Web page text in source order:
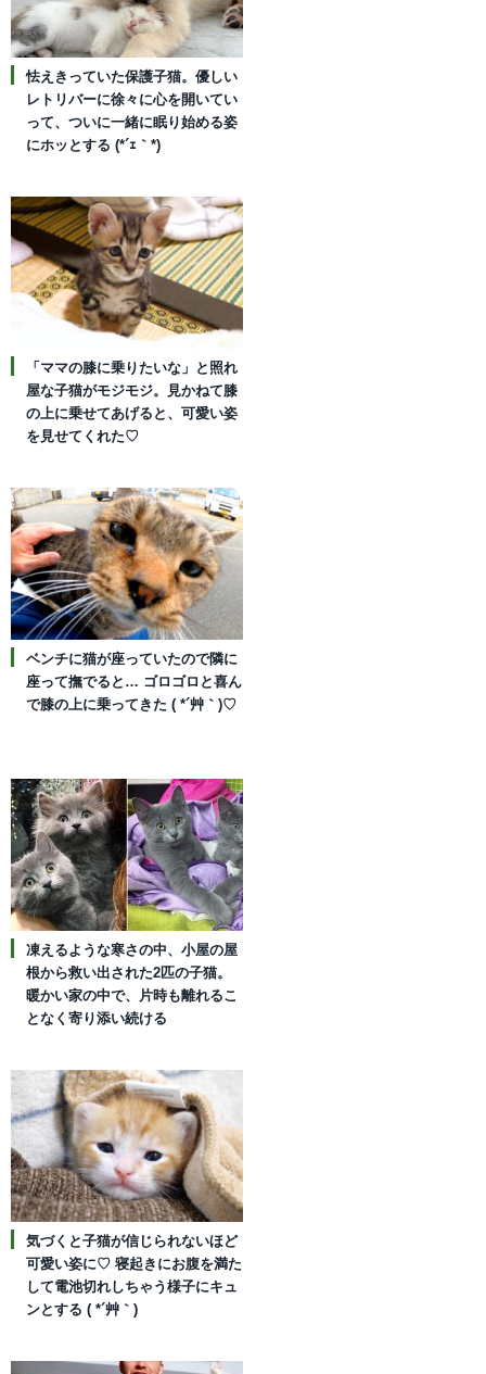
怯えきっていた保護子猫。優しい
レトリバーに徐々に心を開いてい
って、ついに一緒に眠り始める姿
にホッとする (*´ｪ｀*)
「ママの膝に乗りたいな」と照れ
屋な子猫がモジモジ。見かねて膝
の上に乗せてあげると、可愛い姿
を見せてくれた♡
ベンチに猫が座っていたので隣に
座って撫でると… ゴロゴロと喜ん
で膝の上に乗ってきた ( *´艸｀)♡
凍えるような寒さの中、小屋の屋
根から救い出された2匹の子猫。
暖かい家の中で、片時も離れるこ
となく寄り添い続ける
気づくと子猫が信じられないほど
可愛い姿に♡ 寝起きにお腹を満た
して電池切れしちゃう様子にキュ
ンとする ( *´艸｀)